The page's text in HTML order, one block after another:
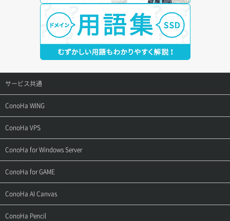
サービス共通
サポートトップ
ご契約・お支払い
用語集
お問い合わせ
ConoHa WING
サポートトップ
ご利用ガイド
お乗り換えガイド
よくある質問
ConoHa VPS
サポートトップ
ご利用ガイド
APIドキュメントVPS2.0
ConoHa for Windows Server
サポートトップ
ご利用ガイド
ConoHa for GAME
サポートトップ
ご利用ガイド
ConoHa AI Canvas
サポートトップ
ConoHa Pencil